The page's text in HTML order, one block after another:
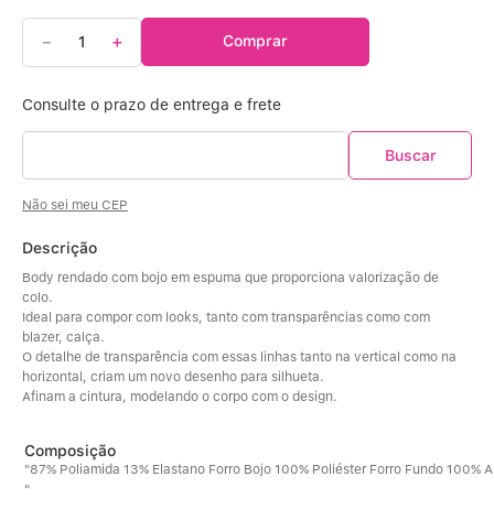
＋
－ Comprar
Não sei meu CEP
Descrição
Body rendado com bojo em espuma que proporciona valorização de
colo.
Ideal para compor com looks, tanto com transparências como com
blazer, calça.
O detalhe de transparência com essas linhas tanto na vertical como na
horizontal, criam um novo desenho para silhueta.
Afinam a cintura, modelando o corpo com o design.
"87% Poliamida 13% Elastano Forro Bojo 100% Poliéster Forro Fundo 100%
"
9º Sutiã Sustentação
Extensor